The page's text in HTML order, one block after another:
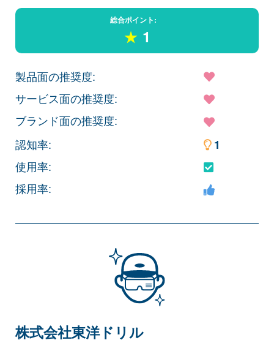
総合ポイント:
★ 1
製品面の推奨度:
サービス面の推奨度:
ブランド面の推奨度:
認知率:
使用率:
採用率:
1
株式会社東洋ドリル